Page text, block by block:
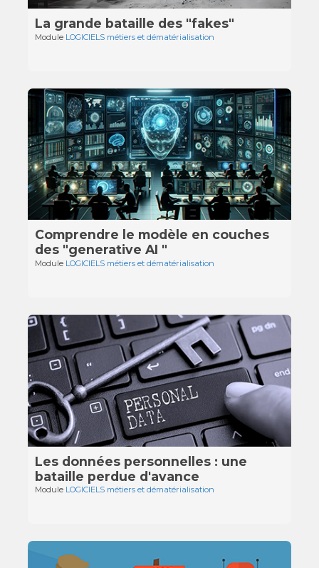
La grande bataille des "fakes"
Module LOGICIELS métiers et dématérialisation
Comprendre le modèle en couches
des "generative AI "
Module LOGICIELS métiers et dématérialisation
Les données personnelles : une
bataille perdue d'avance
Module LOGICIELS métiers et dématérialisation